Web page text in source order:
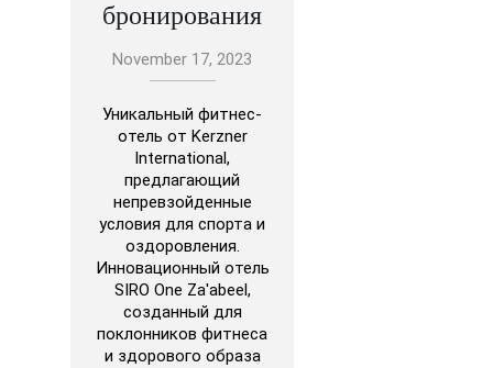
бронирования
November 17, 2023
Уникальный фитнес-
отель от Kerzner
International,
предлагающий
непревзойденные
условия для спорта и
оздоровления.
Инновационный отель
SIRO One Za'abeel,
созданный для
поклонников фитнеса
и здорового образа